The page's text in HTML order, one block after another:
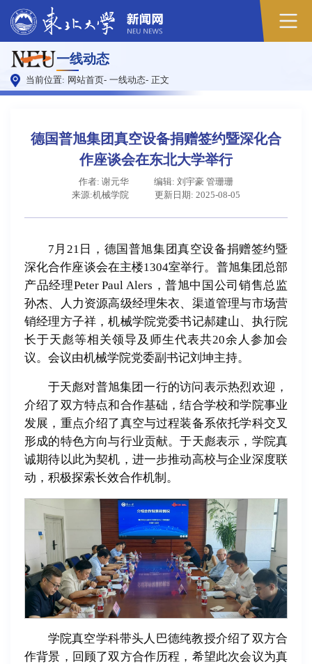
一线动态
当前位置: 网站首页- 一线动态- 正文
德国普旭集团真空设备捐赠签约暨深化合
作座谈会在东北大学举行
作者: 谢元华
编辑: 刘宇豪 管珊珊
来源:机械学院
更新日期: 2025-08-05
7月21日，德国普旭集团真空设备捐赠签约暨
深化合作座谈会在主楼1304室举行。普旭集团总部
产品经理Peter Paul Alers，普旭中国公司销售总监
孙杰、人力资源高级经理朱衣、渠道管理与市场营
销经理方子祥，机械学院党委书记郝建山、执行院
长于天彪等相关领导及师生代表共20余人参加会
议。会议由机械学院党委副书记刘坤主持。
于天彪对普旭集团一行的访问表示热烈欢迎，
介绍了双方特点和合作基础，结合学校和学院事业
发展，重点介绍了真空与过程装备系依托学科交叉
形成的特色方向与行业贡献。于天彪表示，学院真
诚期待以此为契机，进一步推动高校与企业深度联
动，积极探索长效合作机制。
学院真空学科带头人巴德纯教授介绍了双方合
作背景，回顾了双方合作历程，希望此次会议为真
原